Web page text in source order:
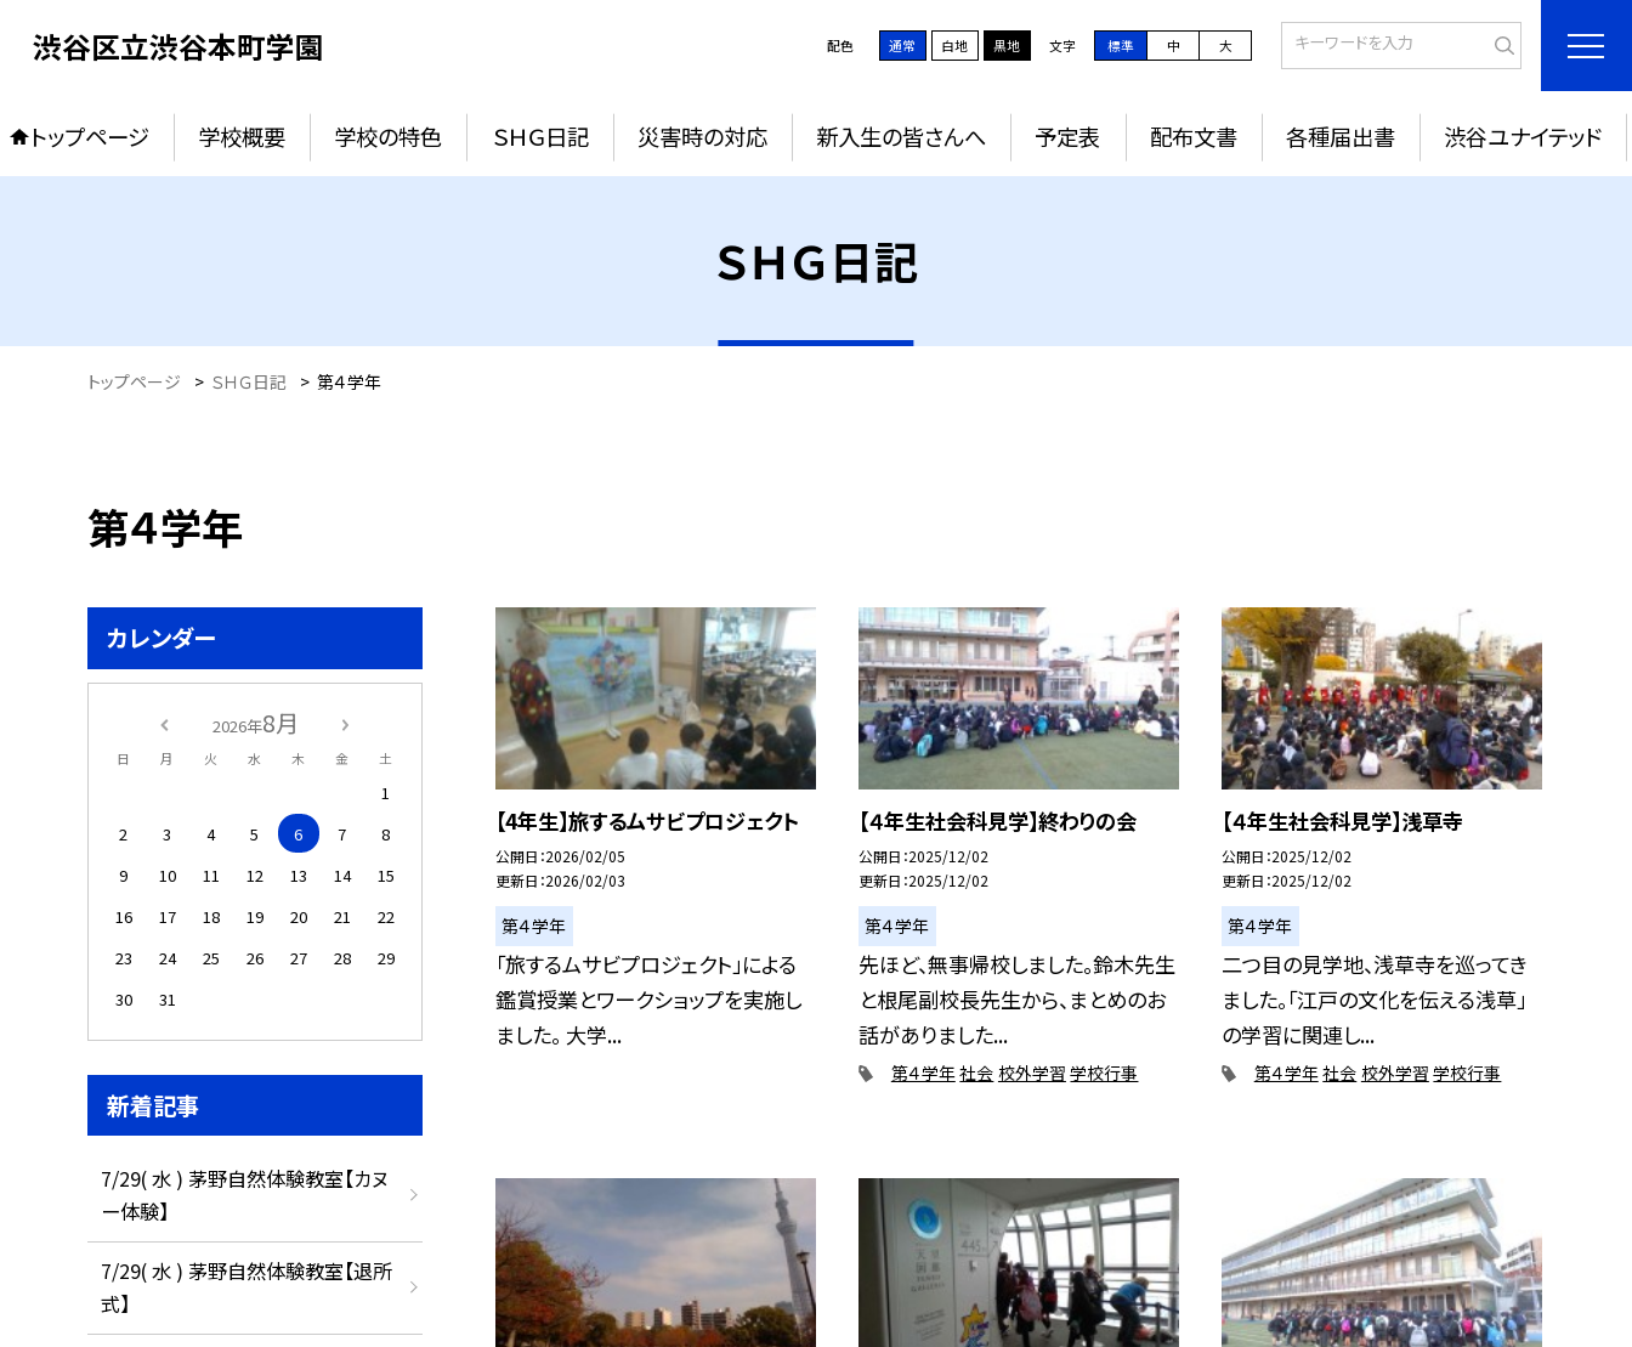
渋谷区立渋谷本町学園 配色 通常 白地 黒地 文字 標準 中 大
トップページ 学校概要 学校の特色 ＳＨＧ日記 災害時の対応 新入生の皆さんへ 予定表 配布文書 各種届出書 渋谷ユナイテッド
ＳＨＧ日記
トップページ > ＳＨＧ日記 > 第４学年
第４学年
【4年生】旅するムサビプロジェクト
公開日 2026/02/05
更新日 2026/02/03
第４学年
「旅するムサビプロジェクト」による
鑑賞授業とワークショップを実施し
ました。 大学...
【４年生社会科見学】終わりの会
公開日 2025/12/02
更新日 2025/12/02
第４学年
先ほど、無事帰校しました。鈴木先生
と根尾副校長先生から、まとめのお
話がありました...
第４学年社会 校外学習 学校行事
【４年生社会科見学】浅草寺
公開日 2025/12/02
更新日 2025/12/02
第４学年
二つ目の見学地、浅草寺を巡ってき
ました。「江戸の文化を伝える浅草」
の学習に関連し...
第４学年社会 校外学習 学校行事
カレンダー
2026年8月
日 月 火 水 木 金 土
1
2
3 4 5 6 7
8
9
10 11 12 13 14
15
16
17 18 19 20 21
22
23
24 25 26 27 28
29
30
31
新着記事
7/29( 水 ) 茅野自然体験教室【カヌ
ー体験】
7/29( 水 ) 茅野自然体験教室【退所
式】